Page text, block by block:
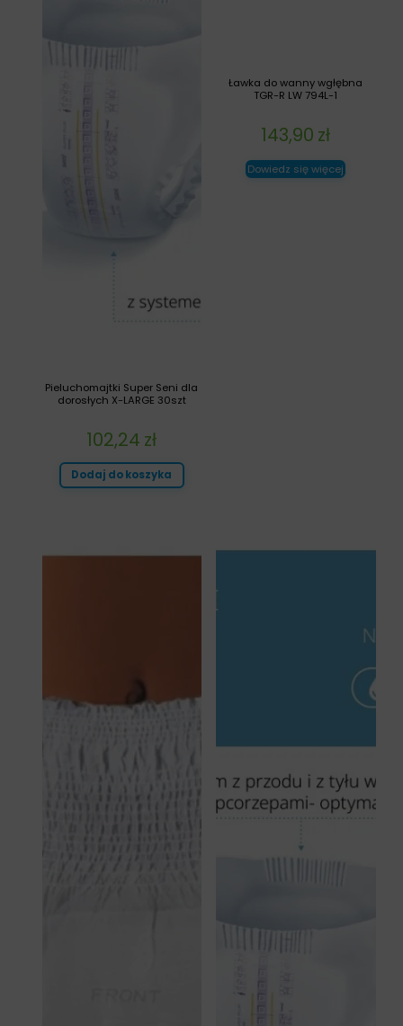
Ławka do wanny wgłębna
TGR-R LW 794L-1
143,90 zł
Dowiedz się więcej
Pieluchomajtki Super Seni dla
dorosłych X-LARGE 30szt
102,24 zł
Dodaj do koszyka